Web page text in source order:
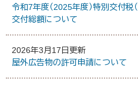
令和7年度（2025年度）特別交付税
交付総額について
2026年3月17日更新
屋外広告物の許可申請について